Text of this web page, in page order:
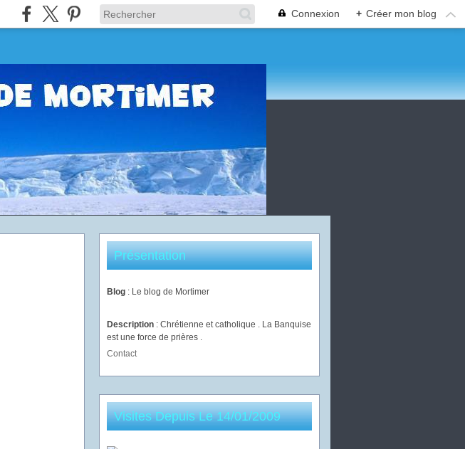
Connexion + Créer mon blog
Présentation
Blog : Le blog de Mortimer
Description : Chrétienne et catholique . La Banquise
est une force de prières .
Contact
Visites Depuis Le 14/01/2009